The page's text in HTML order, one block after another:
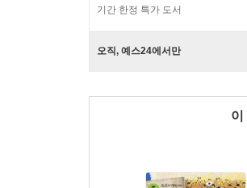
기간 한정 특가 도서
오직, 예스24에서만
이